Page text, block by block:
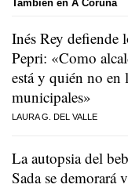
También en A Coruña
Inés Rey defiende
Pepri: «Como
está y quién no en
municipales»
LAURA G. DEL VALLE
La autopsia del
Sada se demorará